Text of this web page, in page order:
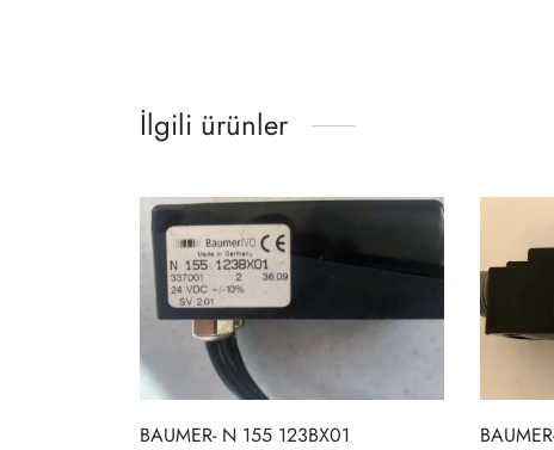
İlgili ürünler
BAUMER- N 155 123BX01